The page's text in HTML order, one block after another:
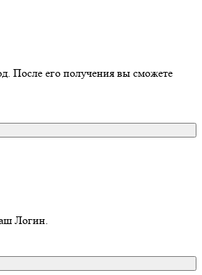
После его получения вы сможете
Логин.